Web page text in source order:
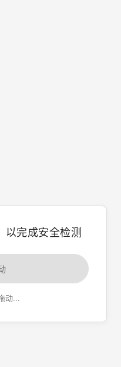
以完成安全检测
动...